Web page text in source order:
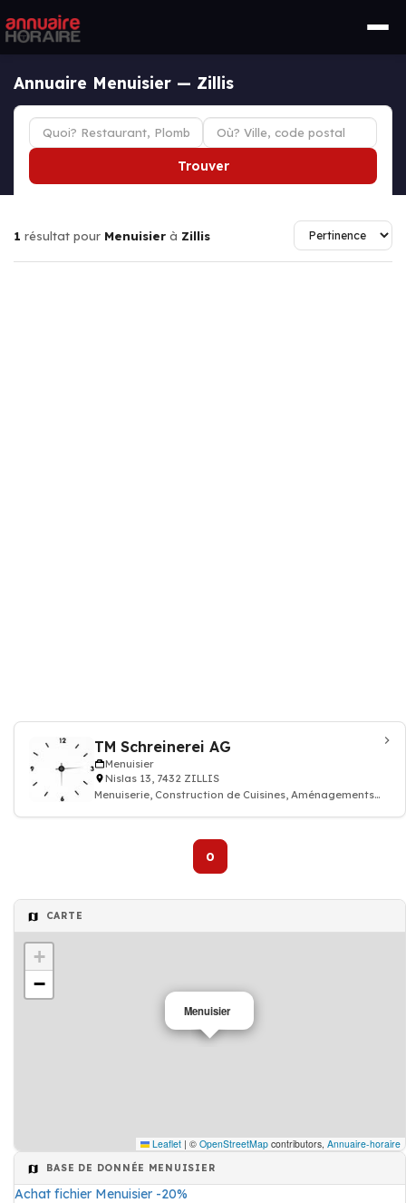
Annuaire Menuisier — Zillis
Trouver
1 résultat pour Menuisier à Zillis
TM Schreinerei AG
Menuisier
Nislas 13, 7432 ZILLIS
Menuiserie, Construction de Cuisines, Aménagements
0
CARTE
Menuisier
+
−
Leaflet | © OpenStreetMap contributors, Annuaire-horaire
BASE DE DONNÉE MENUISIER
Achat fichier Menuisier -20%